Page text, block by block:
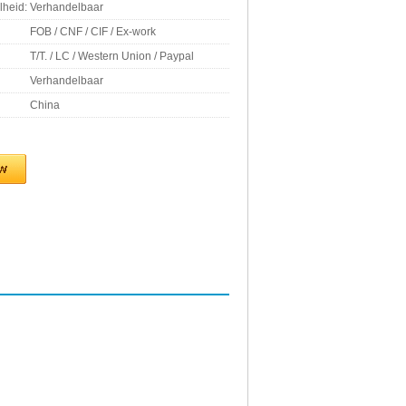
Verhandelbaar
FOB / CNF / CIF / Ex-work
T/T. / LC / Western Union / Paypal
Verhandelbaar
China